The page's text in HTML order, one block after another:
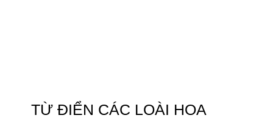
TỪ ĐIỂN CÁC LOÀI HOA